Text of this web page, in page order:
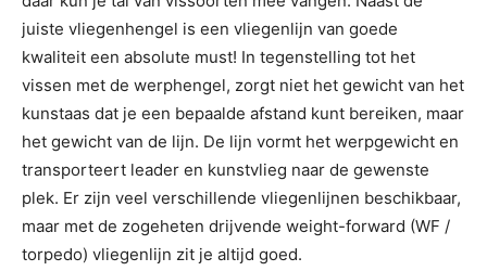
juiste vliegenhengel is een vliegenlijn van goede
kwaliteit een absolute must! In tegenstelling tot het
vissen met de werphengel, zorgt niet het gewicht van het
kunstaas dat je een bepaalde afstand kunt bereiken, maar
het gewicht van de lijn. De lijn vormt het werpgewicht en
transporteert leader en kunstvlieg naar de gewenste
plek. Er zijn veel verschillende vliegenlijnen beschikbaar,
maar met de zogeheten drijvende weight-forward (WF /
torpedo) vliegenlijn zit je altijd goed.